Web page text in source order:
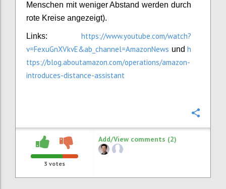
Menschen mit weniger Abstand werden durch
rote Kreise angezeigt).
Links: https://www.youtube.com/watch?
v=FexuGnXVkvE&ab_channel=AmazonNews und h
ttps://blog.aboutamazon.com/operations/amazon-
introduces-distance-assistant
3 votes
Add/View comments (2)